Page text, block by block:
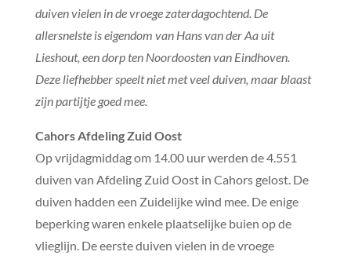
duiven vielen in de vroege zaterdagochtend. De
allersnelste is eigendom van Hans van der Aa uit
Lieshout, een dorp ten Noordoosten van Eindhoven.
Deze liefhebber speelt niet met veel duiven, maar blaast
zijn partijtje goed mee.
Cahors Afdeling Zuid Oost
Op vrijdagmiddag om 14.00 uur werden de 4.551
duiven van Afdeling Zuid Oost in Cahors gelost. De
duiven hadden een Zuidelijke wind mee. De enige
beperking waren enkele plaatselijke buien op de
vlieglijn. De eerste duiven vielen in de vroege